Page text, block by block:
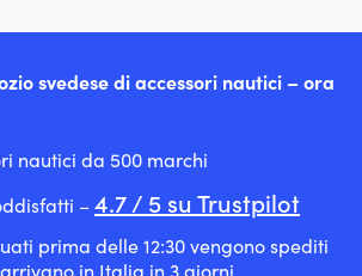
svedese di accessori nautici – ora
nautici da 500 marchi
–4.7 / 5 su Trustpilot
prima delle 12:30 vengono spediti
in Italia in 3 giorni